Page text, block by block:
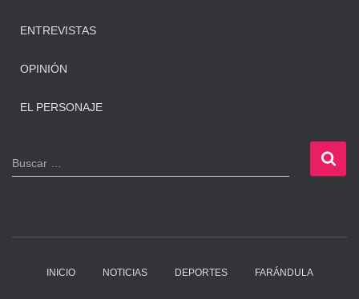
ENTREVISTAS
OPINIÓN
EL PERSONAJE
B
u
Buscar …
INICIO NOTICIAS DEPORTES FARÁNDULA